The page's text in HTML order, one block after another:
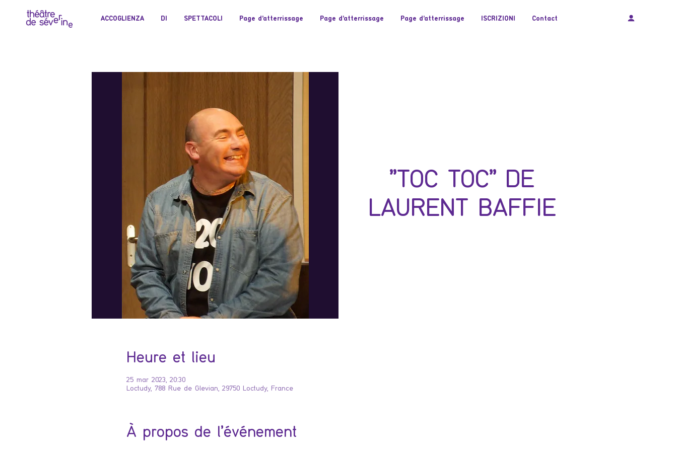
ACCOGLIENZA DI SPETTACOLI Page d'atterrissage Page d'atterrissage Page d'atterrissage ISCRIZIONI Contact
"TOC TOC" DE
LAURENT BAFFIE
Heure et lieu
25 mar 2023, 20:30
Loctudy, 788 Rue de Glevian, 29750 Loctudy, France
À propos de l'événement